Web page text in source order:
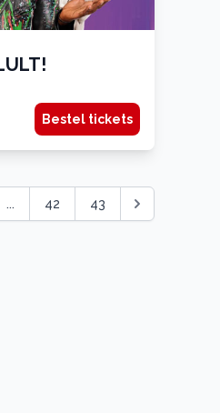
Bestel tickets
... 42 43